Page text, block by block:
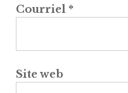
Courriel *
Site web